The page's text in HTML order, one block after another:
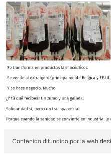
Contenido difundido por la web